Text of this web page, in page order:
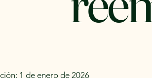
1 de enero de 2026